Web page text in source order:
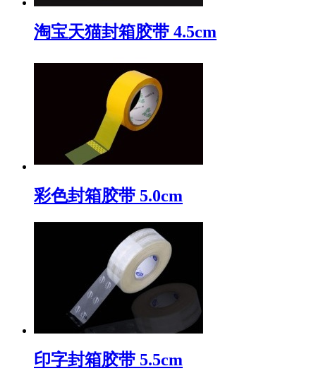
淘宝天猫封箱胶带 4.5cm
彩色封箱胶带 5.0cm
印字封箱胶带 5.5cm